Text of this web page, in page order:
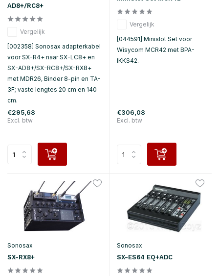
AD8+/RC8+
Vergelijk
[002358] Sonosax adapterkabel
voor SX-R4+ naar SX-LC8+ en
SX-AD8+/SX-RC8+/SX-RX8+
met MDR26, Binder 8-pin en TA-
3F; vaste lengtes 20 cm en 140
cm.
€295,68
Excl. btw
Vergelijk
[044591] Minislot Set voor
Wisycom MCR42 met BPA-
IKKS42.
€306,08
Excl. btw
Sonosax
SX-RX8+
Sonosax
SX-ES64 EQ+ADC